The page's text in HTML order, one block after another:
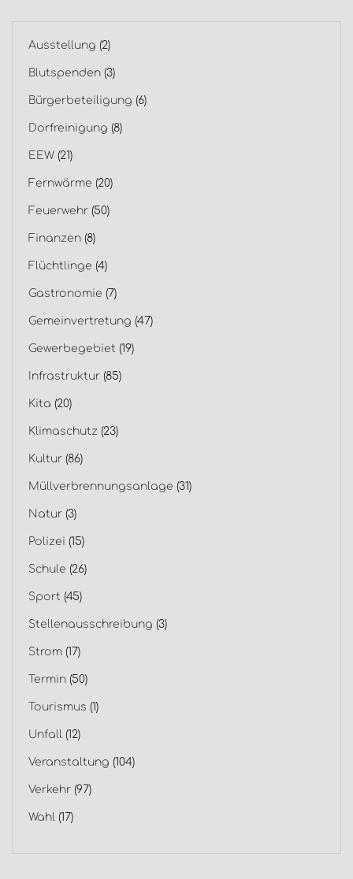
Ausstellung (2)
Blutspenden (3)
Bürgerbeteiligung (6)
Dorfreinigung (8)
EEW (21)
Fernwärme (20)
Feuerwehr (50)
Finanzen (8)
Flüchtlinge (4)
Gastronomie (7)
Gemeinvertretung (47)
Gewerbegebiet (19)
Infrastruktur (85)
Kita (20)
Klimaschutz (23)
Kultur (86)
Müllverbrennungsanlage (31)
Natur (3)
Polizei (15)
Schule (26)
Sport (45)
Stellenausschreibung (3)
Strom (17)
Termin (50)
Tourismus (1)
Unfall (12)
Veranstaltung (104)
Verkehr (97)
Wahl (17)